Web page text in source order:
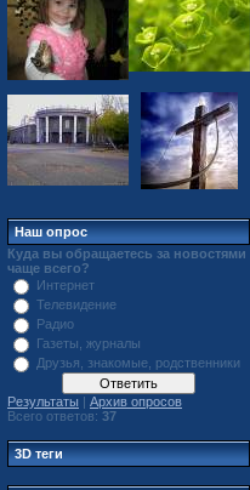
Наш опрос
Куда вы обращаетесь за новостями
чаще всего?
Интернет
Телевидение
Радио
Газеты, журналы
Друзья, знакомые, родственники
Результаты | Архив опросов
Всего ответов: 37
3D теги